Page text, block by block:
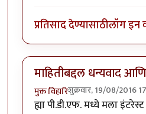
प्रतिसाद देण्यासाठीलॉग इन
माहितीबद्दल धन्यवाद आणि
मुक्त विहारिशुक्रवार, 19/08/2016
ह्या पी.डी.एफ. मध्ये मला